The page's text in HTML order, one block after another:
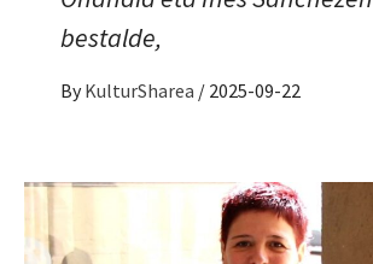
bestalde,
By KulturSharea / 2025-09-22